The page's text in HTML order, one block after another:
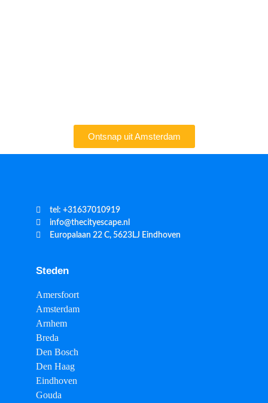
Ontsnap uit Amsterdam
tel: +31637010919
info@thecityescape.nl
Europalaan 22 C, 5623LJ Eindhoven
Steden
Amersfoort
Amsterdam
Arnhem
Breda
Den Bosch
Den Haag
Eindhoven
Gouda